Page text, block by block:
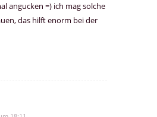
angucken =) ich mag solche
das hilft enorm bei der